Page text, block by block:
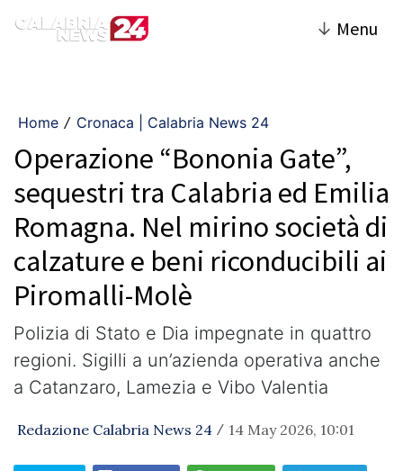
↓ Menu
Home / Cronaca | Calabria News 24
Operazione “Bononia Gate”,
sequestri tra Calabria ed Emilia
Romagna. Nel mirino società di
calzature e beni riconducibili ai
Piromalli-Molè
Polizia di Stato e Dia impegnate in quattro
regioni. Sigilli a un’azienda operativa anche
a Catanzaro, Lamezia e Vibo Valentia
Redazione Calabria News 24 / 14 May 2026, 10:01